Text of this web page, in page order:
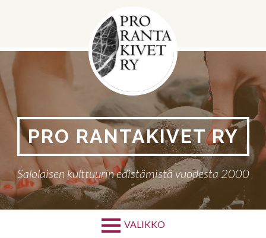
PRO RANTAKIVET RY
Salolaisen kulttuurin edistämistä vuodesta 2000
VALIKKO